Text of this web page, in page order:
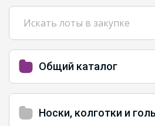
Общий каталог
Носки, колготки и